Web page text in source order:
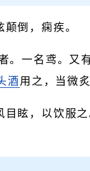
倒，痫疾。
。一名鸢。又
酒 用之，当微
眩，以饮服